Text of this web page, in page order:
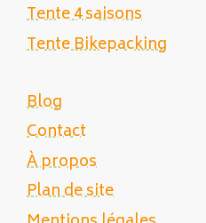
Tente 4 saisons
Tente Bikepacking
Blog
Contact
À propos
Plan de site